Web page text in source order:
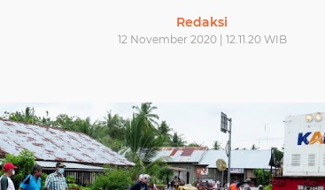
Redaksi
12 November 2020 | 12.11.20 WIB